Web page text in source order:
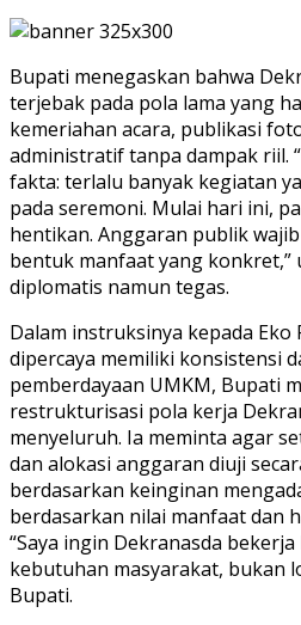
Bupati menegaskan bahwa
terjebak pada pola lama yang
kemeriahan acara, publikasi
administratif tanpa dampak riil.
fakta: terlalu banyak kegiatan
pada seremoni. Mulai hari ini,
hentikan. Anggaran publik
bentuk manfaat yang konkret,”
diplomatis namun tegas.
Dalam instruksinya kepada
dipercaya memiliki konsistensi
pemberdayaan UMKM, Bupati
restrukturisasi pola kerja
menyeluruh. Ia meminta agar
dan alokasi anggaran diuji
berdasarkan keinginan
berdasarkan nilai manfaat dan
“Saya ingin Dekranasda
kebutuhan masyarakat, bukan
Bupati.